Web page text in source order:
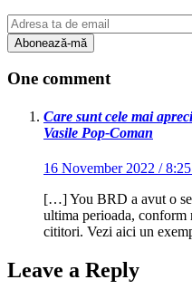
One comment
Care sunt cele mai
Vasile Pop-Coman
16 November 2022 /
[…] You BRD a avut o
ultima perioada,
cititori. Vezi aici un
Leave a Reply